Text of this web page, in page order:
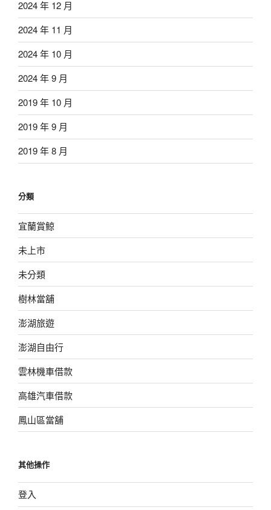
2024 年 12 月
2024 年 11 月
2024 年 10 月
2024 年 9 月
2019 年 10 月
2019 年 9 月
2019 年 8 月
分類
宜蘭賞鯨
未上市
未分類
樹林當舖
澎湖旅遊
澎湖自由行
雲林機車借款
高雄汽車借款
鳳山區當舖
其他操作
登入